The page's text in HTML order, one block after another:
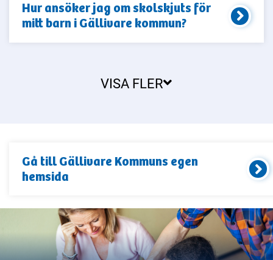
Hur ansöker jag om skolskjuts för
mitt barn i Gällivare kommun?
VISA FLER
Gå tillGällivare Kommuns egen
hemsida